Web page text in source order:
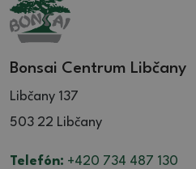
Bonsai Centrum Libčany
Libčany 137
503 22 Libčany
Telefón: +420 734 487 130